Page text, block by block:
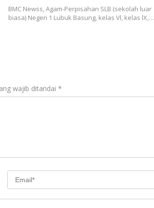
BMC Newss, Agam-Perpisahan SLB (sekolah luar
biasa) Negeri 1 Lubuk Basung, kelas Vl, kelas lX,…
wajib ditandai *